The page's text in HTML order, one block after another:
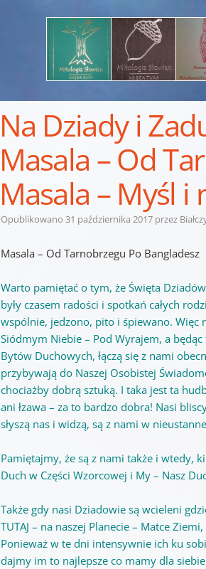
Na Dziady i
Masala – Od
Masala – Myśl
Opublikowano31 października 2017 przez
Masala – Od Tarnobrzegu Po Bangladesz
Warto pamiętać o tym, że Święta
były czasem radości i spotkań całych
wspólnie, jedzono, pito i śpiewano. Więc
Siódmym Niebie – Pod Wyrajem, a
Bytów Duchowych, łączą się z nami
przybywają do Naszej Osobistej
chociażby dobrą sztuką. I taka jest ta
ani łzawa – za to bardzo dobra! Nasi
słyszą nas i widzą, są z nami w
Pamiętajmy, że są z nami także i wtedy,
Duch w Części Wzorcowej i My – Nasz
Także gdy nasi Dziadowie są wcieleni
TUTAJ – na naszej Planecie – Matce
Ponieważ w te dni intensywnie ich ku
dajmy im to najlepsze co mamy dla